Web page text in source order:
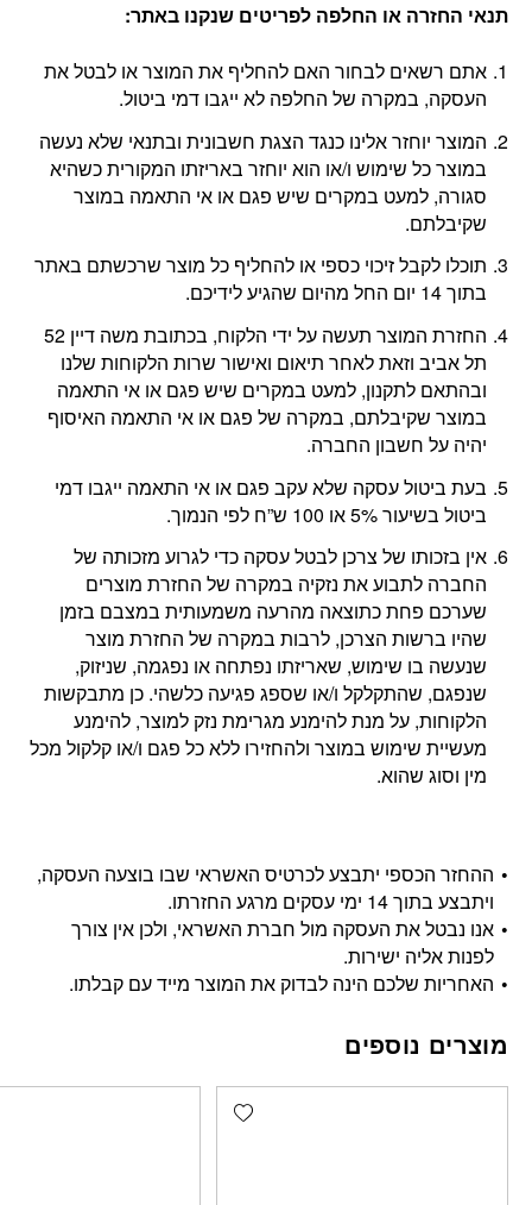
תנאי החזרה או החלפה לפריטים שנקנו באתר:
אתם רשאים לבחור האם להחליף את המוצר או לבטל את
העסקה, במקרה של החלפה לא ייגבו דמי ביטול.
המוצר יוחזר אלינו כנגד הצגת חשבונית ובתנאי שלא נעשה
במוצר כל שימוש ו/או הוא יוחזר באריזתו המקורית כשהיא
סגורה, למעט במקרים שיש פגם או אי התאמה במוצר
שקיבלתם.
תוכלו לקבל זיכוי כספי או להחליף כל מוצר שרכשתם באתר
בתוך 14 יום החל מהיום שהגיע לידיכם.
החזרת המוצר תעשה על ידי הלקוח, בכתובת משה דיין 52
תל אביב וזאת לאחר תיאום ואישור שרות הלקוחות שלנו
ובהתאם לתקנון, למעט במקרים שיש פגם או אי התאמה
במוצר שקיבלתם, במקרה של פגם או אי התאמה האיסוף
יהיה על חשבון החברה.
בעת ביטול עסקה שלא עקב פגם או אי התאמה ייגבו דמי
ביטול בשיעור 5% או 100 ש”ח לפי הנמוך.
אין בזכותו של צרכן לבטל עסקה כדי לגרוע מזכותה של
החברה לתבוע את נזקיה במקרה של החזרת מוצרים
שערכם פחת כתוצאה מהרעה משמעותית במצבם בזמן
שהיו ברשות הצרכן, לרבות במקרה של החזרת מוצר
שנעשה בו שימוש, שאריזתו נפתחה או נפגמה, שניזוק,
שנפגם, שהתקלקל ו/או שספג פגיעה כלשהי. כן מתבקשות
הלקוחות, על מנת להימנע מגרימת נזק למוצר, להימנע
מעשיית שימוש במוצר ולהחזירו ללא כל פגם ו/או קלקול מכל
מין וסוג שהוא.
ההחזר הכספי יתבצע לכרטיס האשראי שבו בוצעה העסקה,
ויתבצע בתוך 14 ימי עסקים מרגע החזרתו.
אנו נבטל את העסקה מול חברת האשראי, ולכן אין צורך
לפנות אליה ישירות.
האחריות שלכם הינה לבדוק את המוצר מייד עם קבלתו.
מוצרים נוספים
Add wishlist